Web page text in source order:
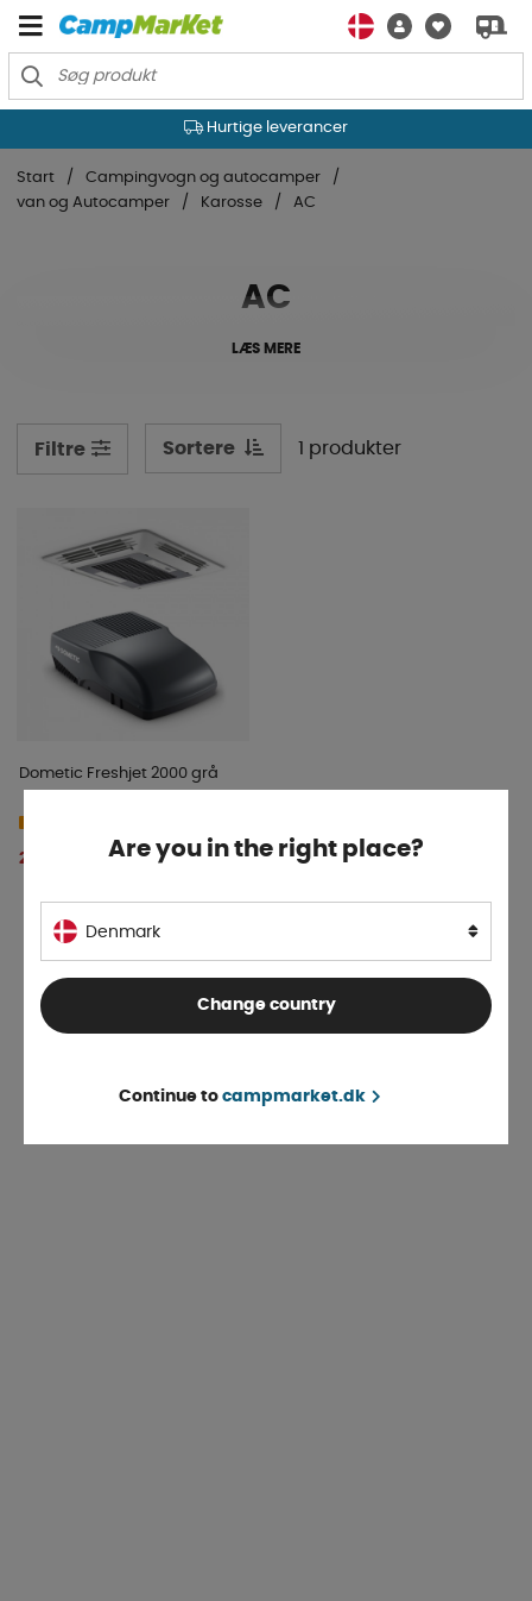
Hurtige leverancer
Start
Campingvogn og autocamper
van og Autocamper
Karosse AC
AC
LÆS MERE
Filtre Sortere 1 produkter
Dometic Freshjet 2000 grå
20 899 DKK KØB!
Are you in the right place?
Denmark
Change country
Continue to campmarket.dk